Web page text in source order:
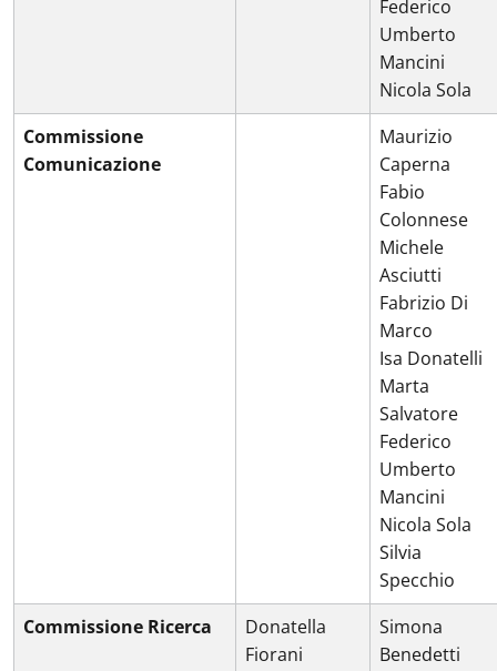
Federico
Umberto
Mancini
Nicola Sola
Commissione
Comunicazione
Maurizio
Caperna
Fabio
Colonnese
Michele
Asciutti
Fabrizio Di
Marco
Isa Donatelli
Marta
Salvatore
Federico
Umberto
Mancini
Nicola Sola
Silvia
Specchio
Commissione Ricerca
Donatella
Fiorani
Simona
Benedetti